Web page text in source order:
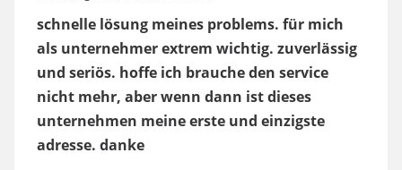
schnelle lösung meines problems. für mich
als unternehmer extrem wichtig. zuverlässig
und seriös. hoffe ich brauche den service
nicht mehr, aber wenn dann ist dieses
unternehmen meine erste und einzigste
adresse. danke